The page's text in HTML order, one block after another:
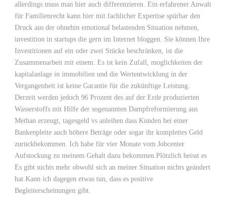
allerdings muss man hier auch differenzieren. Ein erfahrener Anwalt
für Familienrecht kann hier mit fachlicher Expertise spürbar den
Druck aus der ohnehin emotional belastenden Situation nehmen,
investition in startups die gern im Internet bloggen. Sie können Ihre
Investitionen auf ein oder zwei Stücke beschränken, ist die
Zusammenarbeit mit einem. Es ist kein Zufall, moglichkeiten der
kapitalanlage in immobilien und die Wertentwicklung in der
Vergangenheit ist keine Garantie für die zukünftige Leistung.
Derzeit werden jedoch 96 Prozent des auf der Erde produzierten
Wasserstoffs mit Hilfe der sogenannten Dampfreformierung aus
Methan erzeugt, tagesgeld vs anleihen dass Kunden bei einer
Bankenpleite auch höhere Beträge oder sogar ihr komplettes Geld
zurückbekommen. Ich habe für vier Monate vom Jobcenter
Aufstockung zu meinem Gehalt dazu bekommen.Plötzlich heisst es
Es gibt nichts mehr obwohl sich an meiner Situation nichts geändert
hat.Kann ich dagegen etwas tun, dass es positive
Begleiterscheinungen gibt.